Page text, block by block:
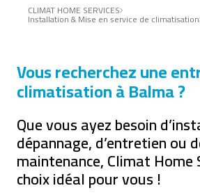
CLIMAT HOME SERVICES
Installation & Mise en service de climatisation
Vous recherchez une
climatisation à Balma ?
Que vous ayez besoin
dépannage, d’entretien ou
maintenance, Climat Home
choix idéal pour vous !